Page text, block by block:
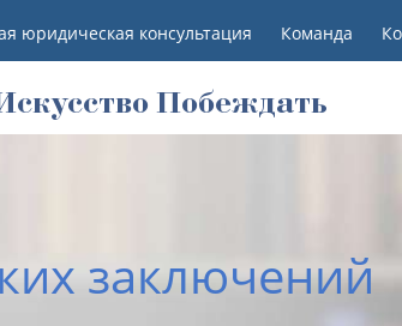
юридическая консультация Команда
Побеждать
заключений